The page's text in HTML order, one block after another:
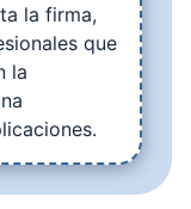
la firma,
que
la